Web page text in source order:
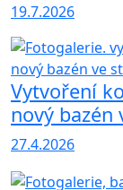
19.7.2026
Vytvoření
nový bazén
27.4.2026